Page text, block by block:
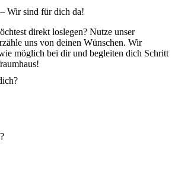
Wir sind für dich da!
direkt loslegen? Nutze unser
uns von deinen Wünschen. Wir
möglich bei dir und begleiten dich Schritt